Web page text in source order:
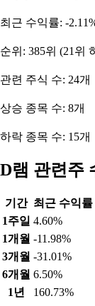
최근 수익률: -
순위: 385위 (21위
관련 주식 수: 24개
상승 종목 수: 8개
하락 종목 수: 15개
D램 관련주
기간 최근 수익률
1주일 4.60%
1개월 -11.98%
3개월 -31.01%
6개월 6.50%
1년
160.73%